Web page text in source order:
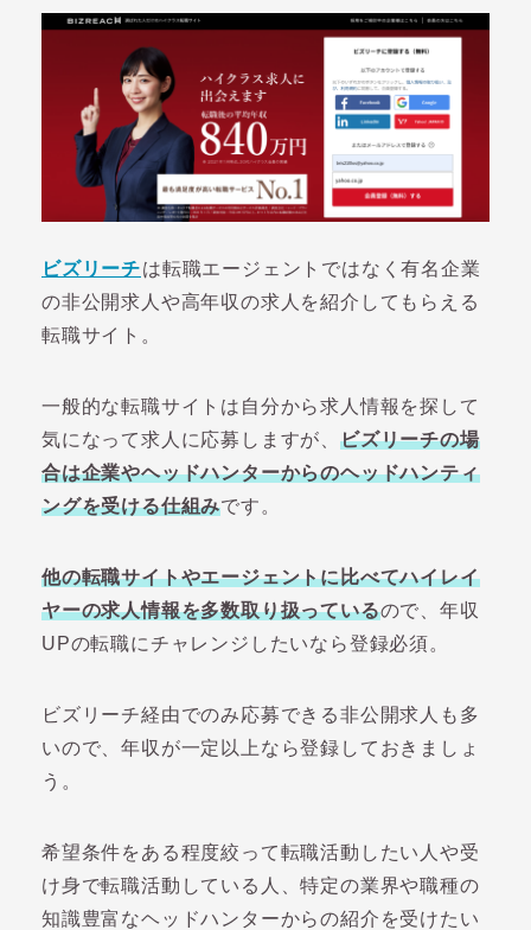
ビズリーチは転職エージェントではなく有名企業
の非公開求人や高年収の求人を紹介してもらえる
転職サイト。
一般的な転職サイトは自分から求人情報を探して
気になって求人に応募しますが、 ビズリーチの場
合は企業やヘッドハンターからのヘッドハンティ
ングを受ける仕組みです。
他の転職サイトやエージェントに比べてハイレイ
ヤーの求人情報を多数取り扱っているので、年収
UPの転職にチャレンジしたいなら登録必須。
ビズリーチ経由でのみ応募できる非公開求人も多
いので、年収が一定以上なら登録しておきましょ
う。
希望条件をある程度絞って転職活動したい人や受
け身で転職活動している人、特定の業界や職種の
知識豊富なヘッドハンターからの紹介を受けたい